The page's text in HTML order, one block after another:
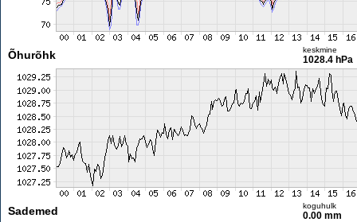
Õhurõhk keskmine
1028.4 hPa
Sademed koguhulk
0.00 mm